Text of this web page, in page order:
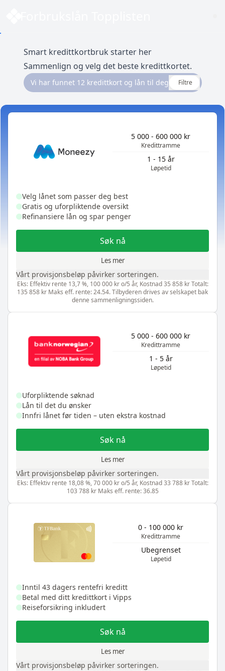
Smart kredittkortbruk starter her
Sammenlign og velg det beste kredittkortet.
Vi har funnet 12 kredittkort og lån til deg Filtre
Kredittramme
5 000 - 600 000 kr
Løpetid
1 - 15 år
Velg lånet som passer deg best
Gratis og uforpliktende oversikt
Refinansiere lån og spar penger
Søk nå
Les mer
Vårt provisjonsbeløp påvirker sorteringen.
Eks: Effektiv rente 13,7 %, 100 000 kr o/5 år, Kostnad 35 858 kr Totalt:
135 858 kr Maks eff. rente: 24.54. Tilbyderen drives av selskapet bak
denne sammenligningssiden.
Kredittramme
5 000 - 600 000 kr
Løpetid
1 - 5 år
Uforpliktende søknad
Lån til det du ønsker
Innfri lånet før tiden – uten ekstra kostnad
Søk nå
Les mer
Vårt provisjonsbeløp påvirker sorteringen.
Eks: Effektiv rente 18,08 %, 70 000 kr o/5 år, Kostnad 33 788 kr Totalt:
103 788 kr Maks eff. rente: 36.85
Kredittramme
0 - 100 000 kr
Løpetid
Ubegrenset
Inntil 43 dagers rentefri kreditt
Betal med ditt kredittkort i Vipps
Reiseforsikring inkludert
Søk nå
Les mer
Vårt provisjonsbeløp påvirker sorteringen.